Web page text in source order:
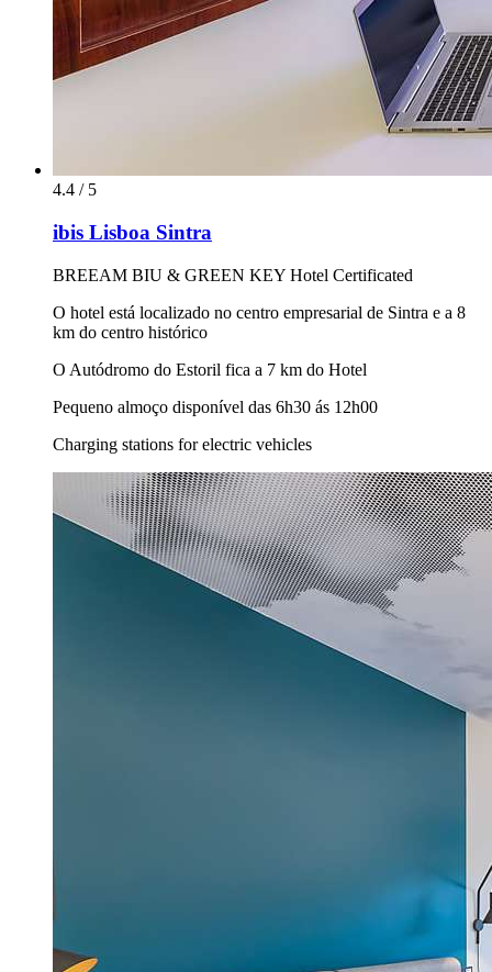
4.4 / 5
ibis Lisboa Sintra
BREEAM BIU & GREEN KEY Hotel Certificated
O hotel está localizado no centro empresarial de Sintra e a 8
km do centro histórico
O Autódromo do Estoril fica a 7 km do Hotel
Pequeno almoço disponível das 6h30 ás 12h00
Charging stations for electric vehicles